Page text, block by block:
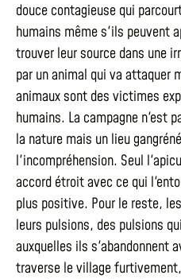
douce contagieuse qui
humains même s'ils peuvent
trouver leur source dans une
par un animal qui va attaquer
animaux sont des victimes
humains. La campagne n'est
la nature mais un lieu
l'incompréhension. Seul
accord étroit avec ce qui
plus positive. Pour le reste,
leurs pulsions, des pulsions
auxquelles ils s'abandonnent
traverse le village